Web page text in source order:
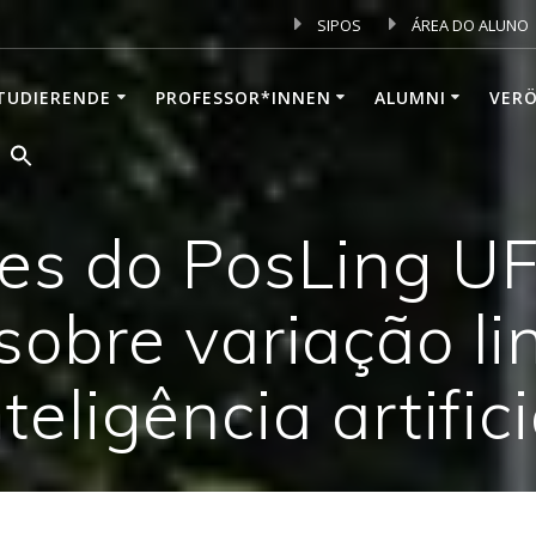
SIPOS ÁREA DO ALUNO
PROFESSOR*INNEN ALUMNI
do PosLing
variação